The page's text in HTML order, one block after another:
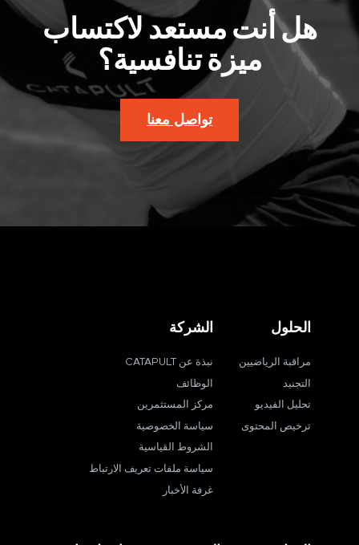
هل أنت مستعد لاكتساب
ميزة تنافسية؟
تواصل معنا
الحلول
مراقبة الرياضيين
التجنيد
تحليل الفيديو
ترخيص المحتوى
الشركة
نبذة عن CATAPULT
الوظائف
مركز المستثمرين
سياسة الخصوصية
الشروط القياسية
سياسة ملفات تعريف الارتباط
غرفة الأخبار